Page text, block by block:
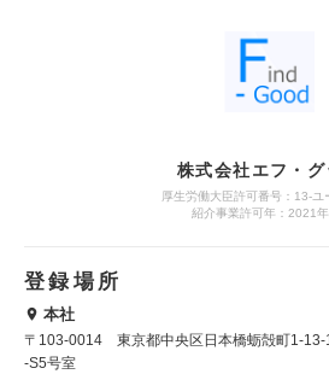
株式会社エフ・グ
厚生労働大臣許可番号：13-ユ
紹介事業許可年：2021年
登録場所
本社
〒103-0014 東京都中央区日本橋蛎殻町1-13-
-S5号室